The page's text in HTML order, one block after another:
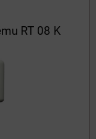
RT 08 K